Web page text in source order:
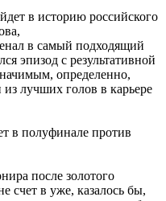
в историю российского
в самый подходящий
эпизод с результативной
определенно,
лучших голов в карьере
в полуфинале против
после золотого
счет в уже, казалось бы,